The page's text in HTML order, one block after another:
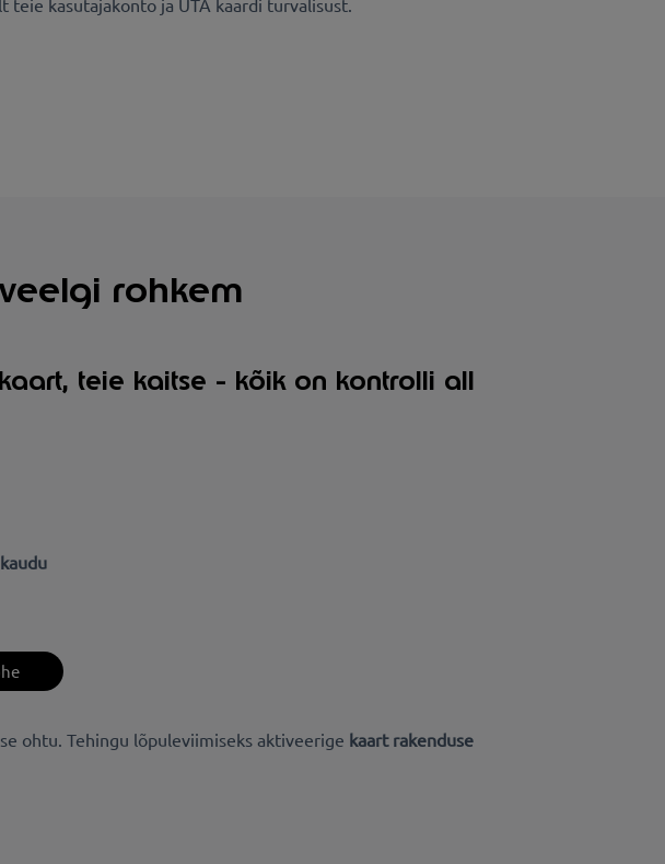
teie kasutajakonto ja UTA kaardi turvalisust.
rohkem
teie kaitse - kõik on kontrolli all
ohtu. Tehingu lõpuleviimiseks aktiveerige kaart rakenduse